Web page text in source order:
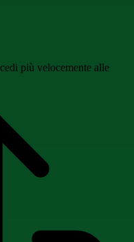
più velocemente alle